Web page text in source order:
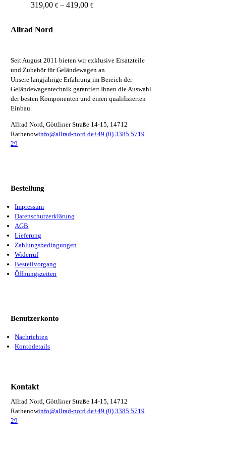
der
319,00 € – 419,00 €Preisspanne:
Dieses
Die
Optionen
können
auf
der
werden
Allrad Nord
Seit August 2011 bieten wir exklusive Ersatzteile
und Zubehör für Geländewagen an.
Unsere langjährige Erfahrung im Bereich der
Geländewagentechnik garantiert Ihnen die Auswahl
der besten Komponenten und einen qualifizierten
Einbau.
Allrad Nord, Göttliner Straße 14-15, 14712
Rathenowinfo@allrad-nord.de+49 (0) 3385 5719
29
Bestellung
Impressum
Datenschutzerklärung
AGB
Lieferung
Zahlungsbedingungen
Widerruf
Bestellvorgang
Öffnungszeiten
Benutzerkonto
Nachrichten
Kontodetails
Kontakt
Allrad Nord, Göttliner Straße 14-15, 14712
Rathenowinfo@allrad-nord.de+49 (0) 3385 5719
29